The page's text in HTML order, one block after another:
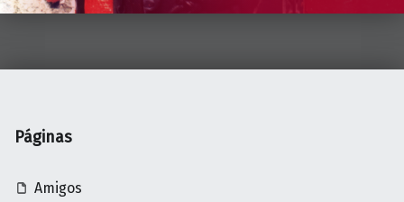
Páginas
Amigos